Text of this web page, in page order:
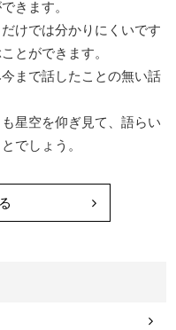
きます。
けでは分かりにくいです
とができます。
まで話したことの無い話
星空を仰ぎ見て、語らい
でしょう。